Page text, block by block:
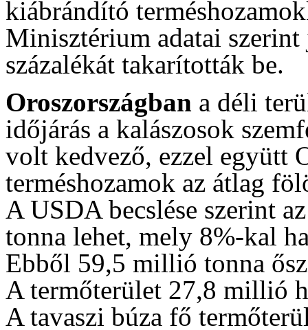
kiábrándító
Minisztérium adatai
százalékát takarították be.
Oroszországban a déli
időjárás a kalászosok
volt kedvező, ezzel együtt
terméshozamok az átlag
A USDA becslése szerint
tonna lehet, mely 8%-kal
Ebből 59,5 millió tonna
A termőterület 27,8 millió
A tavaszi búza fő